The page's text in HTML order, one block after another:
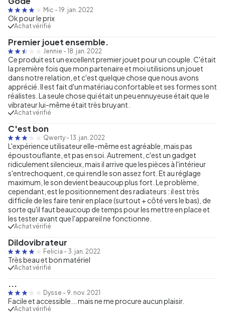
Mic - 19. jan. 2022
Ok pour le prix
Achat vérifié
Premier jouet ensemble.
Jennie - 18. jan. 2022
Ce produit est un excellent premier jouet pour un couple. C'était
la première fois que mon partenaire et moi utilisions un jouet
dans notre relation, et c'est quelque chose que nous avons
apprécié. Il est fait d'un matériau confortable et ses formes sont
réalistes. La seule chose qui était un peu ennuyeuse était que le
vibrateur lui-même était très bruyant.
Achat vérifié
C'est bon
Qwerty - 13. jan. 2022
L'expérience utilisateur elle-même est agréable, mais pas
époustouflante, et pas en soi. Autrement, c'est un gadget
ridiculement silencieux, mais il arrive que les pièces à l'intérieur
s'entrechoquent, ce qui rend le son assez fort. Et au réglage
maximum, le son devient beaucoup plus fort. Le problème,
cependant, est le positionnement des radiateurs : il est très
difficile de les faire tenir en place (surtout + côté vers le bas), de
sorte qu'il faut beaucoup de temps pour les mettre en place et
les tester avant que l'appareil ne fonctionne.
Achat vérifié
Dildovibrateur
Felicia - 3. jan. 2022
Très beau et bon matériel
Achat vérifié
...
Dysse - 9. nov. 2021
Facile et accessible... mais ne me procure aucun plaisir.
Achat vérifié